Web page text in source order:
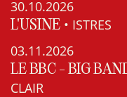
30.10.2026
L'USINE • ISTRES
03.11.2026
LE BBC - BIG
CLAIR